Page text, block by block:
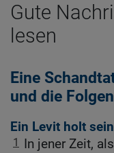
Gute
lesen
Eine
und die
Ein Levit holt
1
In jener Zeit,